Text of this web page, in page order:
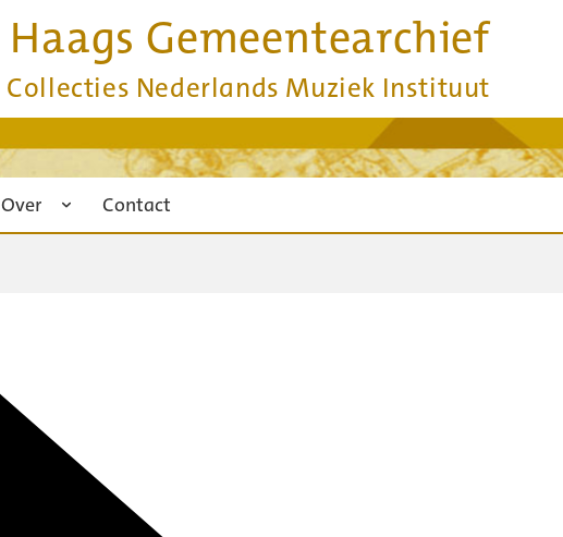
Haags Gemeentearchief
Collecties Nederlands Muziek Instituut
Over Contact